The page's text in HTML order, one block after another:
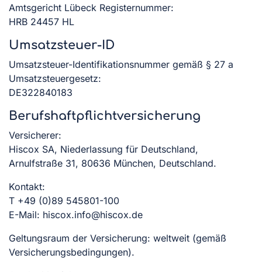
Amtsgericht Lübeck Registernummer:
HRB 24457 HL
Umsatzsteuer-ID
Umsatzsteuer-Identifikationsnummer gemäß § 27 a
Umsatzsteuergesetz:
DE322840183
Berufshaftpflichtversicherung
Versicherer:
Hiscox SA, Niederlassung für Deutschland,
Arnulfstraße 31, 80636 München, Deutschland.
Kontakt:
T +49 (0)89 545801-100
E-Mail: hiscox.info@hiscox.de
Geltungsraum der Versicherung: weltweit (gemäß
Versicherungsbedingungen).